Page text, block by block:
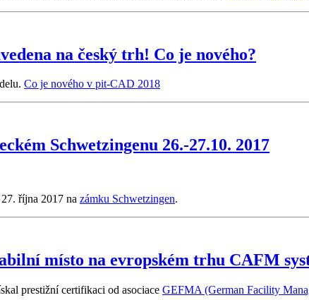
na český trh! Co je nového?
Co je nového v pit-CAD 2018
Schwetzingenu 26.-27.10. 2017
října 2017 na zámku Schwetzingen.
místo na evropském trhu CAFM
prestižní certifikaci od asociace GEFMA (German Facility